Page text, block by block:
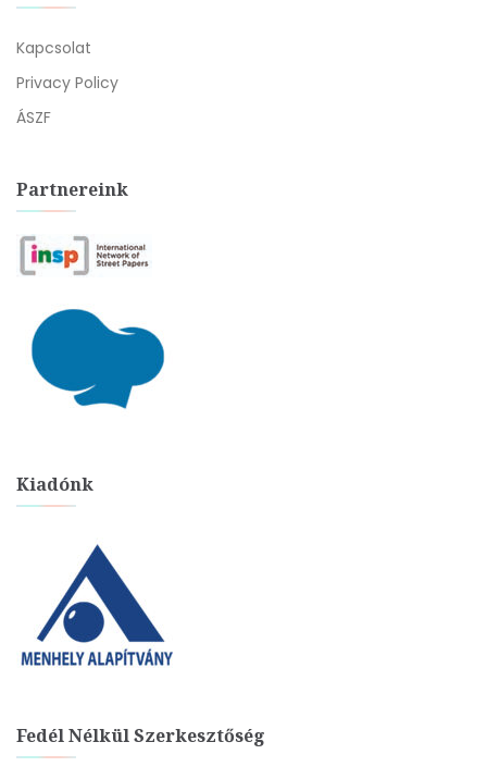
Kapcsolat
Privacy Policy
ÁSZF
Partnereink
Kiadónk
Fedél Nélkül Szerkesztőség